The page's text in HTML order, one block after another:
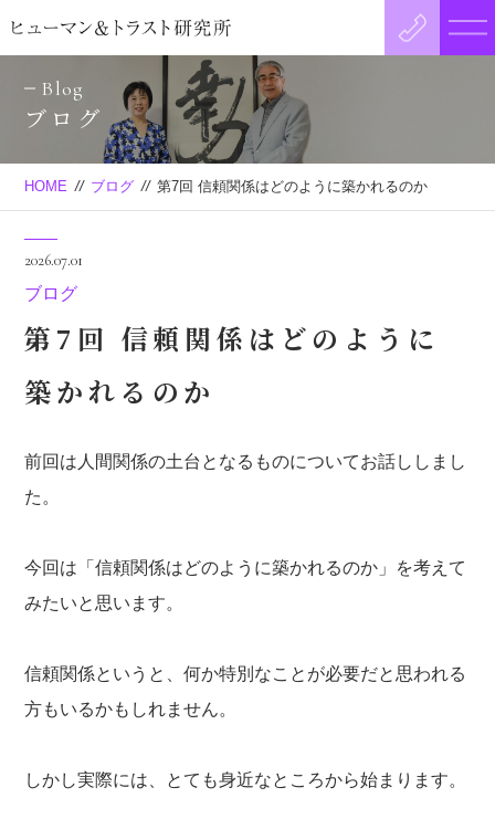
Blog
ブログ
HOME // ブログ // 第7回 信頼関係はどのように築かれるのか
2026.07.01
ブログ
第7回 信頼関係はどのように
築かれるのか
前回は人間関係の土台となるものについてお話ししまし
た。
今回は「信頼関係はどのように築かれるのか」を考えて
みたいと思います。
信頼関係というと、何か特別なことが必要だと思われる
方もいるかもしれません。
しかし実際には、とても身近なところから始まります。